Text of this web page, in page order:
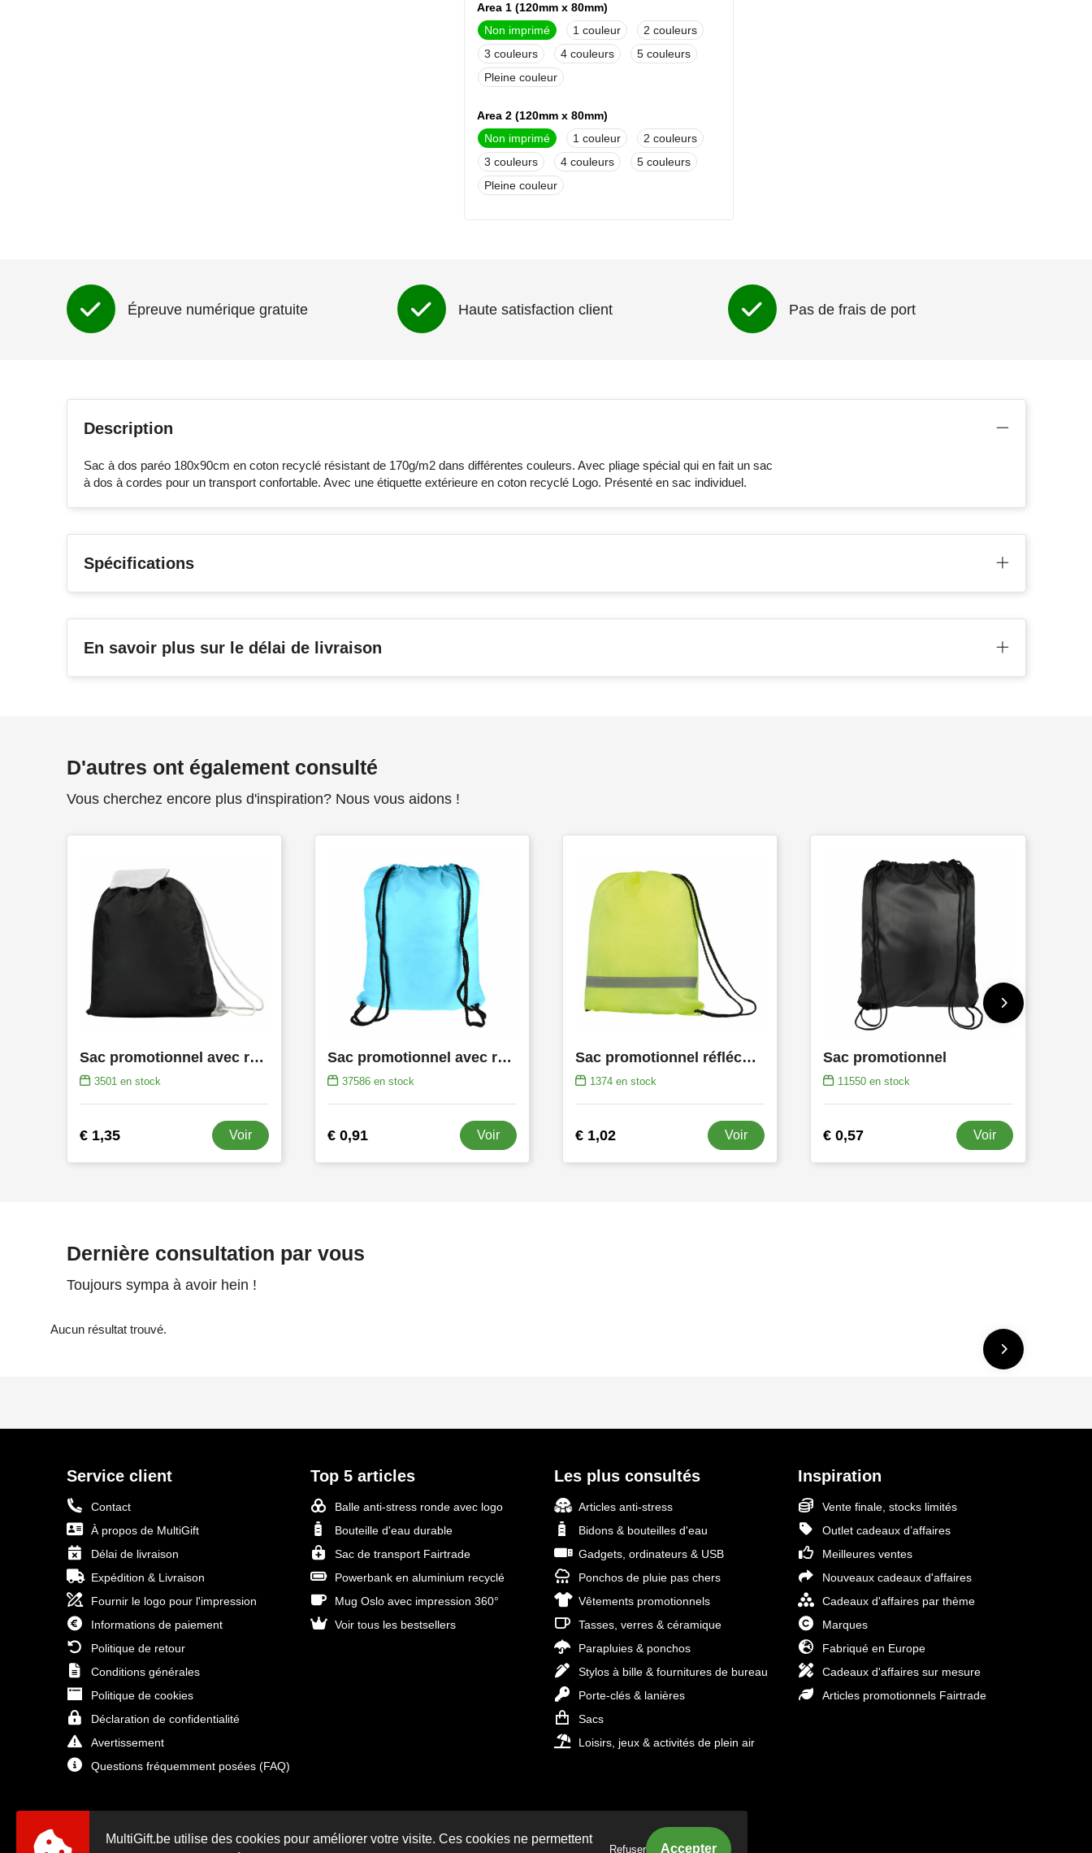
Area 1 (120mm x 80mm)
Non imprimé
1
2
3
4
5
Pleine couleur
Area 2 (120mm x 80mm)
Non imprimé
1
2
3
4
5
Pleine couleur
Épreuve numérique gratuite Haute satisfaction client Pas de frais de port
Description
Sac à dos paréo 180x90cm en coton recyclé résistant de 170g/m2 dans différentes couleurs. Avec pliage spécial qui en fait un sac
à dos à cordes pour un transport confortable. Avec une étiquette extérieure en coton recyclé Logo. Présenté en sac individuel.
Spécifications
En savoir plus sur le délai de livraison
D'autres ont également consulté
Vous cherchez encore plus d'inspiration? Nous vous aidons !
Sac promotionnel avec rabat
3501en stock
€ 1,35 Voir
Sac promotionnel avec renfort
37586en stock
€ 0,91 Voir
Sac promotionnel réfléchissant
1374 en stock
€ 1,02 Voir
Sac promotionnel
11550 en stock
€ 0,57 Voir
Dernière consultation par vous
Toujours sympa à avoir hein !
Aucun résultat trouvé.
Service client
Contact
À propos de MultiGift
Délai de livraison
Expédition & Livraison
Fournir le logo pour l'impression
Informations de paiement
Politique de retour
Conditions générales
Politique de cookies
Déclaration de confidentialité
Avertissement
Questions fréquemment posées (FAQ)
Top 5 articles
Balle anti-stress ronde avec logo
Bouteille d'eau durable
Sac de transport Fairtrade
Powerbank en aluminium recyclé
Mug Oslo avec impression 360°
Voir tous les bestsellers
Les plus consultés
Articles anti-stress
Bidons & bouteilles d'eau
Gadgets, ordinateurs & USB
Ponchos de pluie pas chers
Vêtements promotionnels
Tasses, verres & céramique
Parapluies & ponchos
Stylos à bille & fournitures de bureau
Porte-clés & lanières
Sacs
Loisirs, jeux & activités de plein air
Inspiration
Vente finale, stocks limités
Outlet cadeaux d’affaires
Meilleures ventes
Nouveaux cadeaux d'affaires
Cadeaux d'affaires par thème
Marques
Fabriqué en Europe
Cadeaux d'affaires sur mesure
Articles promotionnels Fairtrade
MultiGift.be utilise des cookies pour améliorer votre visite. Ces cookies ne permettent
Refuser